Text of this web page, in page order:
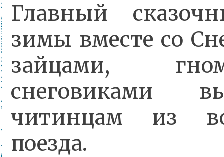
Главный
зимы вместе со
зайцами,
снеговиками
читинцам из
поезда.